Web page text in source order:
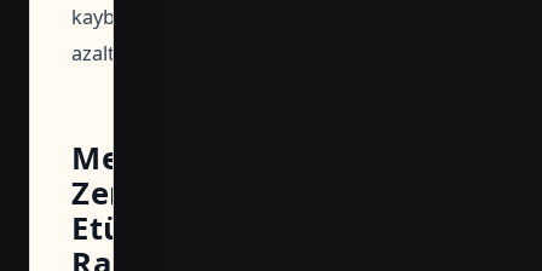
kaybını
azaltır.
Merkezefendi
Zemin
Etüd